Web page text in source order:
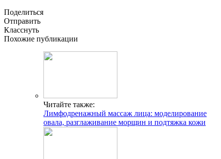
Поделиться
Отправить
Класснуть
Похожие публикации
Читайте также:
Лимфодренажный массаж лица: моделирование
овала, разглаживание морщин и подтяжка кожи